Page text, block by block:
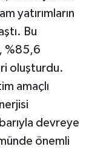
yatırımların
Bu
%85,6
oluşturdu.
amaçlı
devreye
önemli